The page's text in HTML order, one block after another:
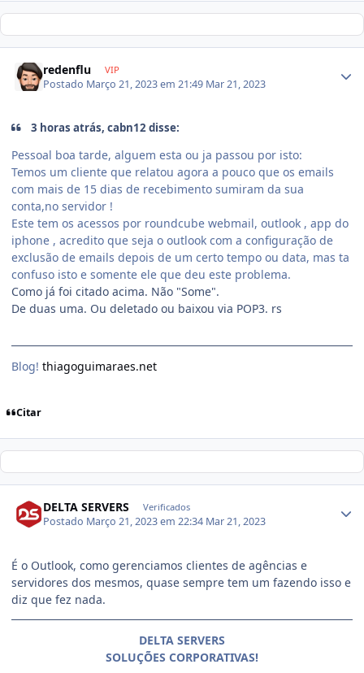
redenflu VIP
Postado Março 21, 2023 em 21:49 Mar 21, 2023
3 horas atrás, cabn12 disse:
Pessoal boa tarde, alguem esta ou ja passou por isto:
Temos um cliente que relatou agora a pouco que os emails
com mais de 15 dias de recebimento sumiram da sua
conta,no servidor !
Este tem os acessos por roundcube webmail, outlook , app do
iphone , acredito que seja o outlook com a configuração de
exclusão de emails depois de um certo tempo ou data, mas ta
confuso isto e somente ele que deu este problema.
Como já foi citado acima. Não "Some".
De duas uma. Ou deletado ou baixou via POP3. rs
Blog! thiagoguimaraes.net
Citar
DELTA SERVERS Verificados
Postado Março 21, 2023 em 22:34 Mar 21, 2023
É o Outlook, como gerenciamos clientes de agências e
servidores dos mesmos, quase sempre tem um fazendo isso e
diz que fez nada.
DELTA SERVERS
SOLUÇÕES CORPORATIVAS!